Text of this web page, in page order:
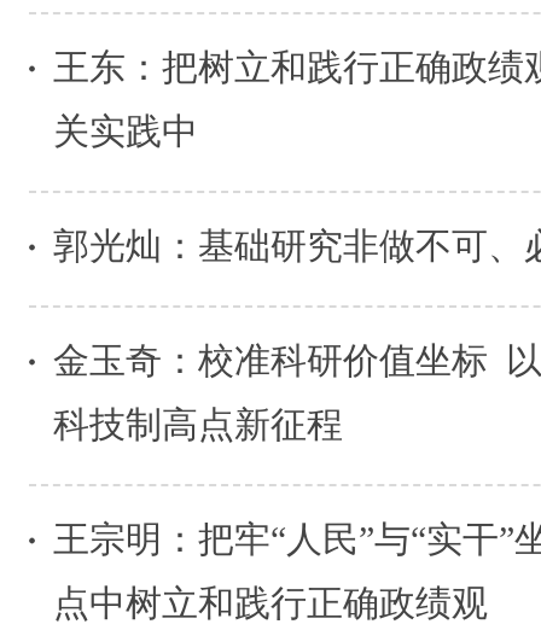
王东：把树立和践行正确政绩
关实践中
郭光灿：基础研究非做不可、
金玉奇：校准科研价值坐标
科技制高点新征程
王宗明：把牢“人民”与“实干
点中树立和践行正确政绩观